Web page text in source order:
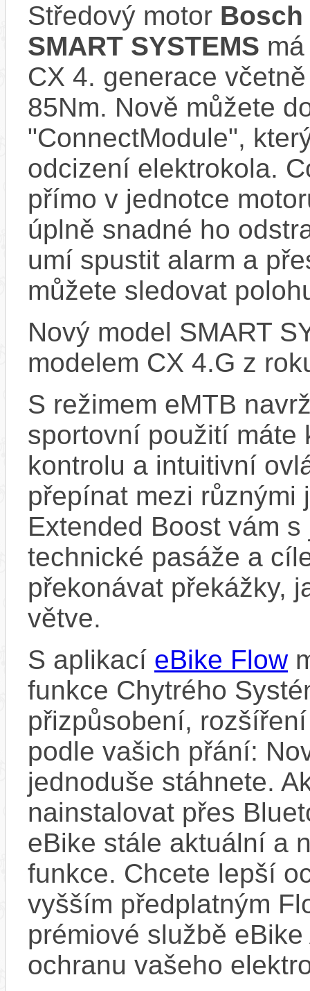
Středový motor Bosch
SMART SYSTEMS
CX 4. generace
85Nm. Nově můžete
"ConnectModule",
odcizení elektrokola.
přímo v jednotce
úplně snadné ho
umí spustit alarm a
můžete sledovat
Nový model SMART
modelem CX 4.G z
S režimem eMTB
sportovní použití máte
kontrolu a intuitivní
přepínat mezi různými
Extended Boost vám
technické pasáže a
překonávat překážky,
větve.
S aplikací eBike Flow
funkce Chytrého
přizpůsobení,
podle vašich přání:
jednoduše stáhnete.
nainstalovat přes
eBike stále aktuální a
funkce. Chcete lepší
vyšším předplatným
prémiové službě
ochranu vašeho